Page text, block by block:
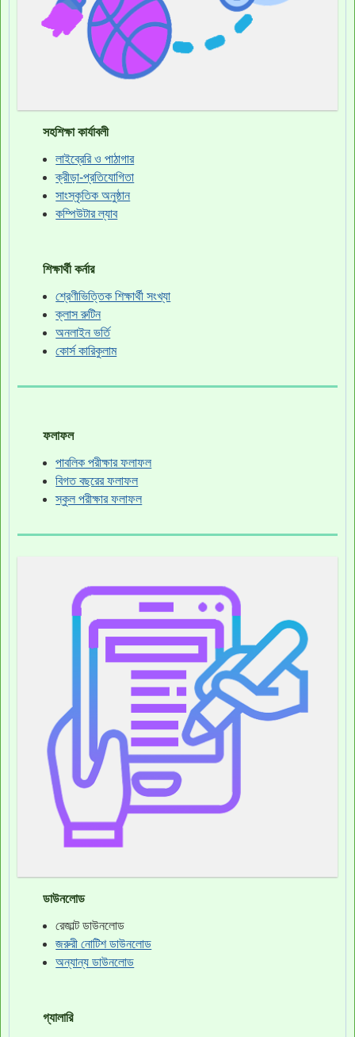
সহশিক্ষা কার্যাবলী
লাইব্রেরি ও পাঠাগার
ক্রীড়া-প্রতিযোগিতা
সাংস্কৃতিক অনুষ্ঠান
কম্পিউটার ল্যাব
শিক্ষার্থী কর্নার
শ্রেণীভিত্তিক শিক্ষার্থী সংখ্যা
ক্লাস রুটিন
অনলাইন ভর্তি
কোর্স কারিকুলাম
ফলাফল
পাবলিক পরীক্ষার ফলাফল
বিগত বছরের ফলাফল
স্কুল পরীক্ষার ফলাফল
ডাউনলোড
রেজাল্ট ডাউনলোড
জরুরী নোটিশ ডাউনলোড
অন্যান্য ডাউনলোড
গ্যালারি